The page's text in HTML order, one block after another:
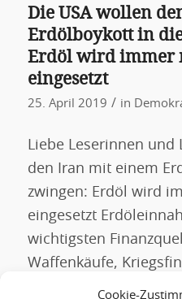
Cookie-
Die USA wollen
Erdölboykott in
Erdöl wird immer
eingesetzt
25. April 2019 / in
Liebe Leserinnen und
den Iran mit einem
zwingen: Erdöl wird
eingesetzt
wichtigsten
Waffenkäufe,
Unterdrückung. Diese